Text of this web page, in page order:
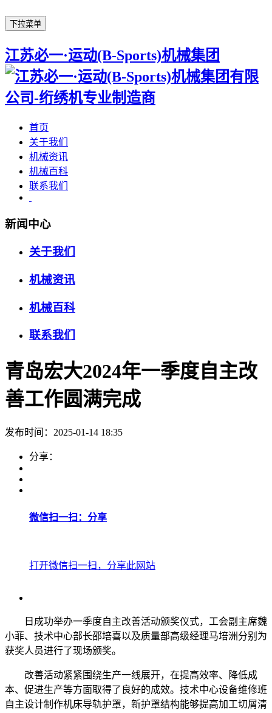
下拉菜单
江苏必一·运动(B-Sports)机械集团
首页
关于我们
机械资讯
机械百科
联系我们
新闻中心
关于我们
机械资讯
机械百科
联系我们
青岛宏大2024年一季度自主改
善工作圆满完成
发布时间：2025-01-14 18:35
分享：
微信扫一扫：分享
打开微信扫一扫，分享此网站
日成功举办一季度自主改善活动颁奖仪式，工会副主席魏
小菲、技术中心部长邵培喜以及质量部高级经理马培洲分别为
获奖人员进行了现场颁奖。
改善活动紧紧围绕生产一线展开，在提高效率、降低成
本、促进生产等方面取得了良好的成效。技术中心设备维修班
自主设计制作机床导轨护罩，新护罩结构能够提高加工切屑清